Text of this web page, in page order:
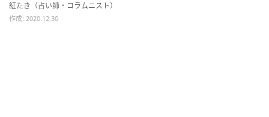
紅たき（占い師・コラムニスト）
作成: 2020.12.30